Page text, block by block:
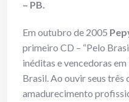
– PB.
Em outubro de 2005
primeiro CD – “Pelo
inéditas e vencedoras
Brasil. Ao ouvir seus três
amadurecimento